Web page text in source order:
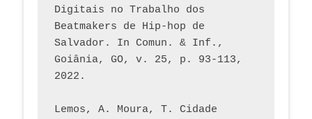
Digitais no Trabalho dos
Beatmakers de Hip-hop de
Salvador. In Comun. & Inf.,
Goiânia, GO, v. 25, p. 93-113,
2022.
Lemos, A. Moura, T. Cidade